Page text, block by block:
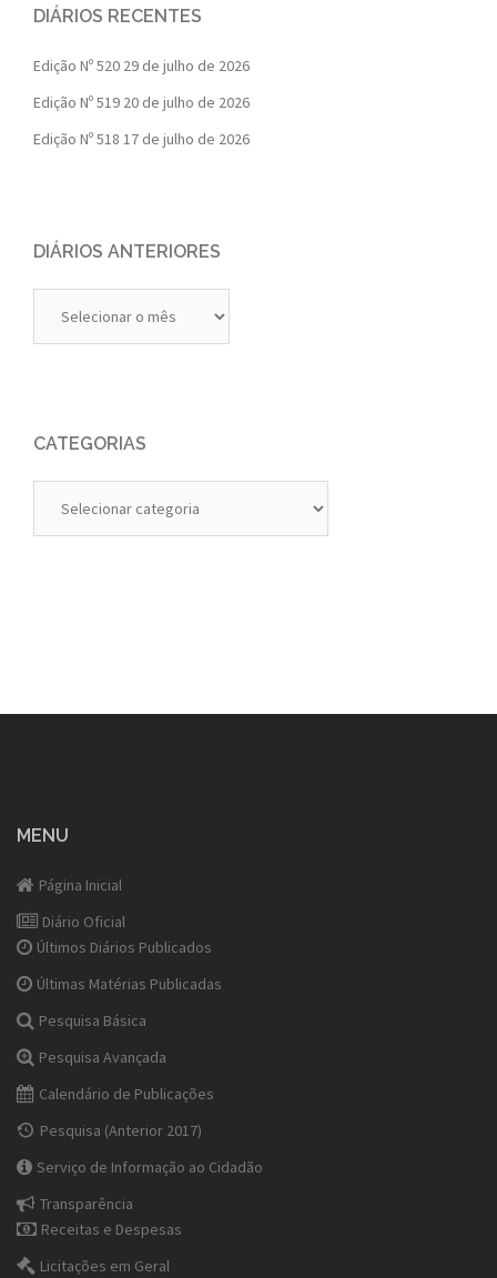
DIÁRIOS RECENTES
Edição Nº 520 29 de julho de 2026
Edição Nº 519 20 de julho de 2026
Edição Nº 518 17 de julho de 2026
DIÁRIOS ANTERIORES
Anteriores
CATEGORIAS
MENU
Página Inicial
Diário Oficial
Últimos Diários Publicados
Últimas Matérias Publicadas
Pesquisa Básica
Pesquisa Avançada
Calendário de Publicações
Pesquisa (Anterior 2017)
Serviço de Informação ao Cidadão
Transparência
Receitas e Despesas
Licitações em Geral